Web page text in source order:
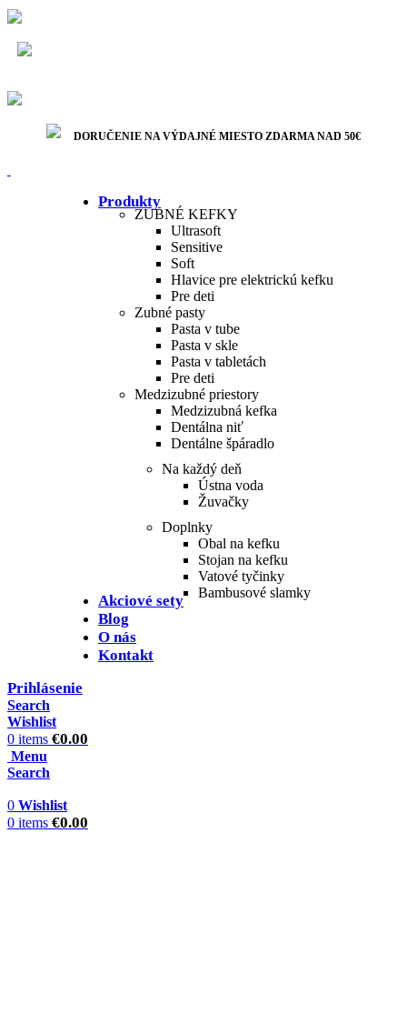
DORUČENIE NA VÝDAJNÉ MIESTO ZDARMA NAD 50€
Produkty
ZUBNÉ KEFKY
Ultrasoft
Sensitive
Soft
Hlavice pre elektrickú kefku
Pre deti
Zubné pasty
Pasta v tube
Pasta v skle
Pasta v tabletách
Pre deti
Medzizubné priestory
Medzizubná kefka
Dentálna niť
Dentálne špáradlo
Na každý deň
Ústna voda
Žuvačky
Doplnky
Obal na kefku
Stojan na kefku
Vatové tyčinky
Bambusové slamky
Akciové sety
Blog
O nás
Kontakt
Prihlásenie
Search
Wishlist
0 items €0.00
Menu
Search
0 Wishlist
0 items €0.00